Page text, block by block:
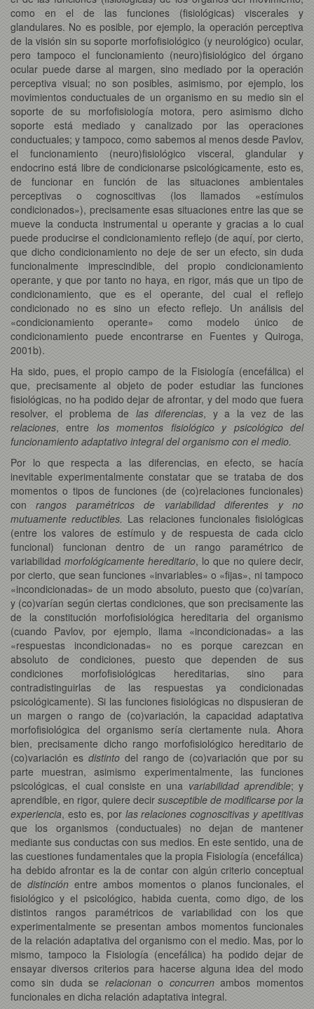
como en el de las funciones (fisiológicas) viscerales y
glandulares. No es posible, por ejemplo, la operación perceptiva
de la visión sin su soporte morfofisiológico (y neurológico) ocular,
pero tampoco el funcionamiento (neuro)fisiológico del órgano
ocular puede darse al margen, sino mediado por la operación
perceptiva visual; no son posibles, asimismo, por ejemplo, los
movimientos conductuales de un organismo en su medio sin el
soporte de su morfofisiología motora, pero asimismo dicho
soporte está mediado y canalizado por las operaciones
conductuales; y tampoco, como sabemos al menos desde Pavlov,
el funcionamiento (neuro)fisiológico visceral, glandular y
endocrino está libre de condicionarse psicológicamente, esto es,
de funcionar en función de las situaciones ambientales
perceptivas o cognoscitivas (los llamados «estímulos
condicionados»), precisamente esas situaciones entre las que se
mueve la conducta instrumental u operante y gracias a lo cual
puede producirse el condicionamiento reflejo (de aquí, por cierto,
que dicho condicionamiento no deje de ser un efecto, sin duda
funcionalmente imprescindible, del propio condicionamiento
operante, y que por tanto no haya, en rigor, más que un tipo de
condicionamiento, que es el operante, del cual el reflejo
condicionado no es sino un efecto reflejo. Un análisis del
«condicionamiento operante» como modelo único de
condicionamiento puede encontrarse en Fuentes y Quiroga,
2001b).
Ha sido, pues, el propio campo de la Fisiología (encefálica) el
que, precisamente al objeto de poder estudiar las funciones
fisiológicas, no ha podido dejar de afrontar, y del modo que fuera
resolver, el problema de las diferencias, y a la vez de las
relaciones, entre los momentos fisiológico y psicológico del
funcionamiento adaptativo integral del organismo con el medio.
Por lo que respecta a las diferencias, en efecto, se hacía
inevitable experimentalmente constatar que se trataba de dos
momentos o tipos de funciones (de (co)relaciones funcionales)
conrangos paramétricos de variabilidad diferentes y no
mutuamente reductibles. Las relaciones funcionales fisiológicas
(entre los valores de estímulo y de respuesta de cada ciclo
funcional) funcionan dentro de un rango paramétrico de
variabilidad morfológicamente hereditario, lo que no quiere decir,
por cierto, que sean funciones «invariables» o «fijas», ni tampoco
«incondicionadas» de un modo absoluto, puesto que (co)varían,
y (co)varían según ciertas condiciones, que son precisamente las
de la constitución morfofisiológica hereditaria del organismo
(cuando Pavlov, por ejemplo, llama «incondicionadas» a las
«respuestas incondicionadas» no es porque carezcan en
absoluto de condiciones, puesto que dependen de sus
condiciones morfofisiológicas hereditarias, sino para
contradistinguirlas de las respuestas ya condicionadas
psicológicamente). Si las funciones fisiológicas no dispusieran de
un margen o rango de (co)variación, la capacidad adaptativa
morfofisiológica del organismo sería ciertamente nula. Ahora
bien, precisamente dicho rango morfofisiológico hereditario de
(co)variación es distintodel rango de (co)variación que por su
parte muestran, asimismo experimentalmente, las funciones
psicológicas, el cual consiste en una variabilidad aprendible; y
aprendible, en rigor, quiere decir susceptible de modificarse por la
experiencia, esto es, por las relaciones cognoscitivas y apetitivas
que los organismos (conductuales) no dejan de mantener
mediante sus conductas con sus medios. En este sentido, una de
las cuestiones fundamentales que la propia Fisiología (encefálica)
ha debido afrontar es la de contar con algún criterio conceptual
de distinciónentre ambos momentos o planos funcionales, el
fisiológico y el psicológico, habida cuenta, como digo, de los
distintos rangos paramétricos de variabilidad con los que
experimentalmente se presentan ambos momentos funcionales
de la relación adaptativa del organismo con el medio. Mas, por lo
mismo, tampoco la Fisiología (encefálica) ha podido dejar de
ensayar diversos criterios para hacerse alguna idea del modo
como sin duda se relacionan o concurrenambos momentos
funcionales en dicha relación adaptativa integral.